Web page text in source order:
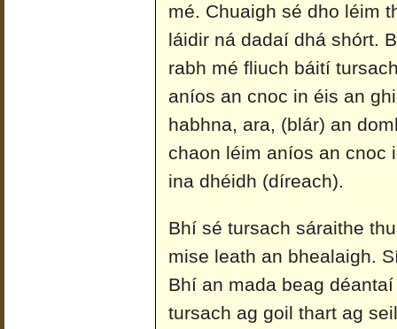
mé. Chuaigh sé dho léim
láidir ná dadaí dhá shórt.
rabh mé fliuch báití
aníos an cnoc in éis an
habhna, ara, (blár) an
chaon léim aníos an cnoc
ina dhéidh (díreach).
Bhí sé tursach sáraithe
mise leath an bhealaigh.
Bhí an mada beag
tursach ag goil thart ag